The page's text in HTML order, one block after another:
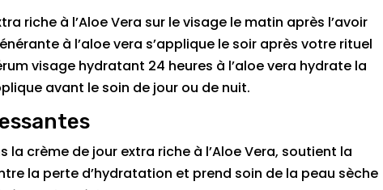
riche à l’Aloe Vera sur le visage le matin après l’avoir
à l’aloe vera s’applique le soir après votre rituel
visage hydratant 24 heures à l’aloe vera hydrate la
avant le soin de jour ou de nuit.
la crème de jour extra riche à l’Aloe Vera, soutient la
la perte d’hydratation et prend soin de la peau sèche